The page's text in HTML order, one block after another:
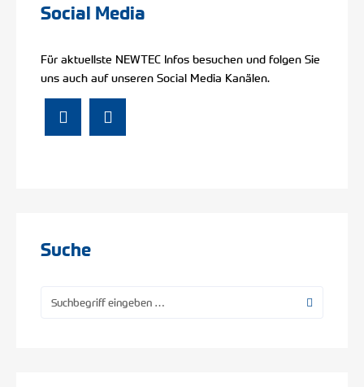
Social Media
Für aktuellste NEWTEC Infos besuchen und folgen Sie
uns auch auf unseren Social Media Kanälen.
Suche